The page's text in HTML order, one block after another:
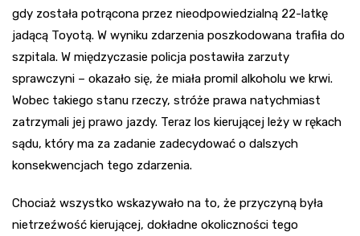
gdy została potrącona przez nieodpowiedzialną 22-latkę
jadącą Toyotą. W wyniku zdarzenia poszkodowana trafiła do
szpitala. W międzyczasie policja postawiła zarzuty
sprawczyni – okazało się, że miała promil alkoholu we krwi.
Wobec takiego stanu rzeczy, stróże prawa natychmiast
zatrzymali jej prawo jazdy. Teraz los kierującej leży w rękach
sądu, który ma za zadanie zadecydować o dalszych
konsekwencjach tego zdarzenia.
Chociaż wszystko wskazywało na to, że przyczyną była
nietrzeźwość kierującej, dokładne okoliczności tego